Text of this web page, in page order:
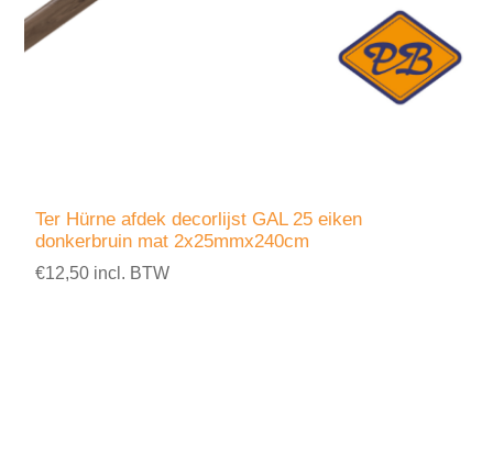
Ter Hürne afdek decorlijst GAL 25 eiken
donkerbruin mat 2x25mmx240cm
€12,50 incl. BTW